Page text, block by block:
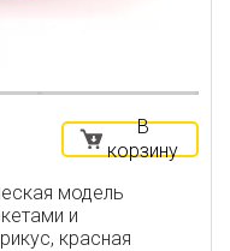
В
корзину
модель
и
красная